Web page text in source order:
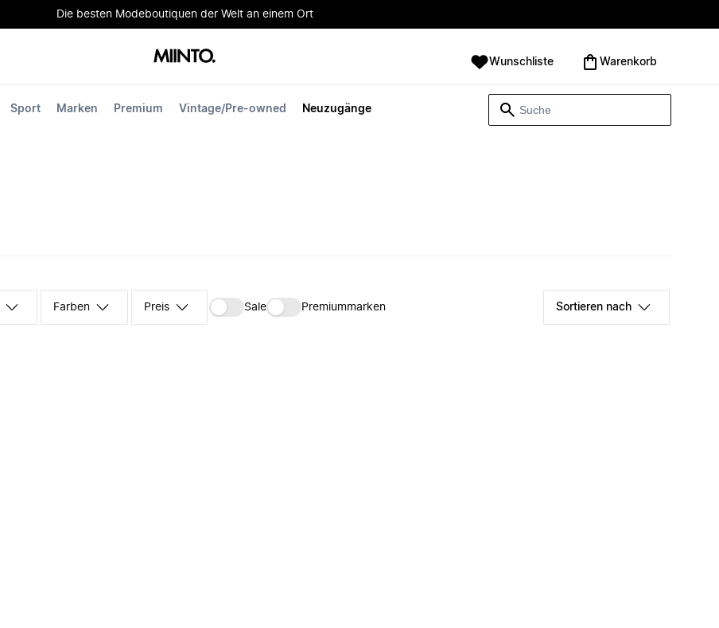
Die besten Modeboutiquen der Welt an einem Ort
Sport Marken Premium Vintage/Pre-owned Neuzugänge
Wunschliste Warenkorb
Farben Preis Sale Premiummarken Sortieren nach